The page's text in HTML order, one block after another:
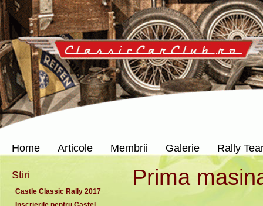
Home Articole Membrii Galerie Rally
Stiri
Castle Classic Rally 2017
Prima